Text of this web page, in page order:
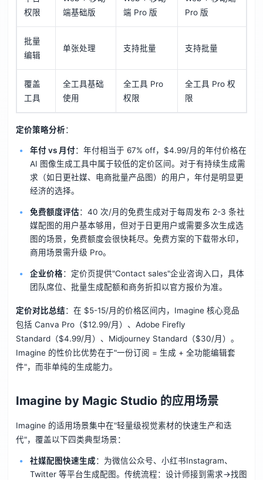
权限
端基础版
端 Pro 版
Pro 版
批量
编辑
单张处理 支持批量 支持批量
覆盖
工具
全工具基础
使用
全工具 Pro
权限
全工具 Pro 权
限
定价策略分析：
年付 vs 月付：年付相当于 67% off，$4.99/月的年付价格在
AI 图像生成工具中属于较低的定价区间。对于有持续生成需
求（如日更社媒、电商批量产品图）的用户，年付是明显更
经济的选择。
免费额度评估：40 次/月的免费生成对于每周发布 2-3 条社
媒配图的用户基本够用，但对于日更用户或需要多次生成选
图的场景，免费额度会很快耗尽。免费方案的下载带水印，
商用场景需升级 Pro。
企业价格：定价页提供"Contact sales"企业咨询入口，具体
团队席位、批量生成配额和商务折扣以官方报价为准。
定价对比总结：在 $5-15/月的价格区间内，Imagine 核心竞品
包括 Canva Pro（$12.99/月）、Adobe Firefly
Standard（$4.99/月）、Midjourney Standard（$30/月）。
Imagine 的性价比优势在于"一份订阅 = 生成 + 全功能编辑套
件"，而非单纯的生成能力。
Imagine by Magic Studio 的应用场景
Imagine 的适用场景集中在"轻量级视觉素材的快速生产和迭
代"，覆盖以下四类典型场景：
社媒配图快速生成：为微信公众号、小红书Instagram、
Twitter 等平台生成配图。传统流程：设计师接到需求→找图